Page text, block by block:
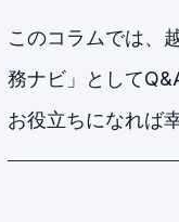
このコラムでは、
務ナビ」として
お役立ちになれば